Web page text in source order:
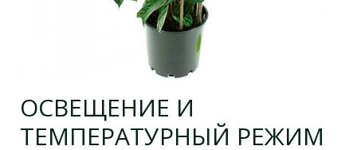
ОСВЕЩЕНИЕ И
ТЕМПЕРАТУРНЫЙ РЕЖИМ